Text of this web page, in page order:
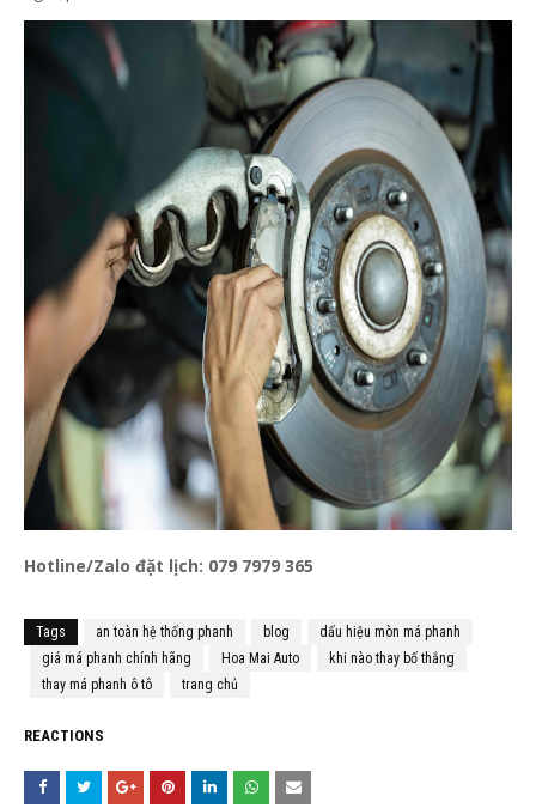
Hotline/Zalo đặt lịch: 079 7979 365
Tags an toàn hệ thống phanh blog
dấu hiệu mòn má phanh
giá má phanh chính hãng
Hoa Mai Auto
khi nào thay bố thắng
thay má phanh ô tô
trang chủ
REACTIONS